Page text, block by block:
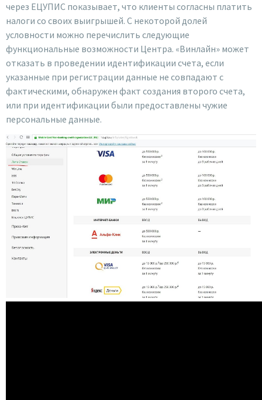
через ЕЦУПИС показывает, что клиенты согласны платить
налоги со своих выигрышей. С некоторой долей
условности можно перечислить следующие
функциональные возможности Центра. «Винлайн» может
отказать в проведении идентификации счета, если
указанные при регистрации данные не совпадают с
фактическими, обнаружен факт создания второго счета,
или при идентификации были предоставлены чужие
персональные данные.